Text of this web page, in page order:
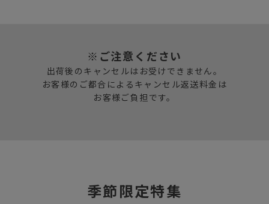
※ご注意ください
出荷後のキャンセルはお受けできません。
お客様のご都合によるキャンセル返送料金は
お客様ご負担です。
季節限定特集